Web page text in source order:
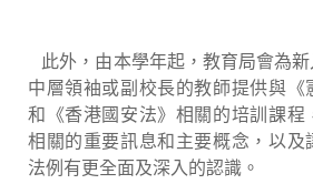
此外，由本學年起，教育局會為
中層領袖或副校長的教師提供與《
和《香港國安法》相關的培訓課
相關的重要訊息和主要概念，以及
法例有更全面及深入的認識。